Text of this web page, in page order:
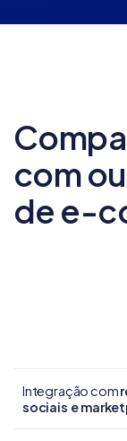
com
de e-
Integração com
sociais e